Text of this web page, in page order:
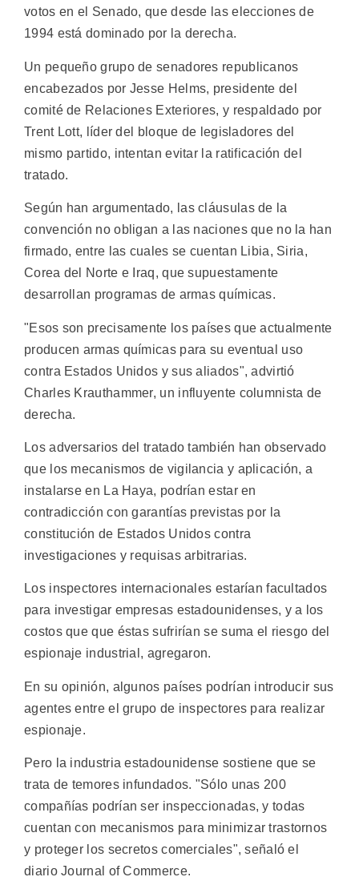
votos en el Senado, que desde las elecciones de
1994 está dominado por la derecha.
Un pequeño grupo de senadores republicanos
encabezados por Jesse Helms, presidente del
comité de Relaciones Exteriores, y respaldado por
Trent Lott, líder del bloque de legisladores del
mismo partido, intentan evitar la ratificación del
tratado.
Según han argumentado, las cláusulas de la
convención no obligan a las naciones que no la han
firmado, entre las cuales se cuentan Libia, Siria,
Corea del Norte e Iraq, que supuestamente
desarrollan programas de armas químicas.
"Esos son precisamente los países que actualmente
producen armas químicas para su eventual uso
contra Estados Unidos y sus aliados", advirtió
Charles Krauthammer, un influyente columnista de
derecha.
Los adversarios del tratado también han observado
que los mecanismos de vigilancia y aplicación, a
instalarse en La Haya, podrían estar en
contradicción con garantías previstas por la
constitución de Estados Unidos contra
investigaciones y requisas arbitrarias.
Los inspectores internacionales estarían facultados
para investigar empresas estadounidenses, y a los
costos que que éstas sufrirían se suma el riesgo del
espionaje industrial, agregaron.
En su opinión, algunos países podrían introducir sus
agentes entre el grupo de inspectores para realizar
espionaje.
Pero la industria estadounidense sostiene que se
trata de temores infundados. "Sólo unas 200
compañías podrían ser inspeccionadas, y todas
cuentan con mecanismos para minimizar trastornos
y proteger los secretos comerciales", señaló el
diario Journal of Commerce.